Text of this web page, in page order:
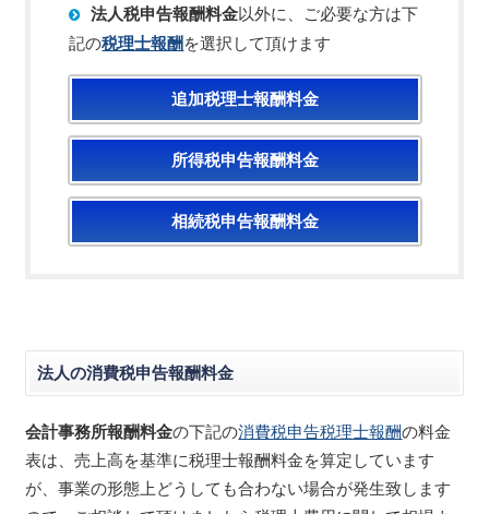
法人税申告報酬料金以外に、ご必要な方は下
記の税理士報酬を選択して頂けます
追加税理士報酬料金
所得税申告報酬料金
相続税申告報酬料金
法人の消費税申告報酬料金
会計事務所報酬料金の下記の消費税申告税理士報酬の料金
表は、売上高を基準に税理士報酬料金を算定しています
が、事業の形態上どうしても合わない場合が発生致します